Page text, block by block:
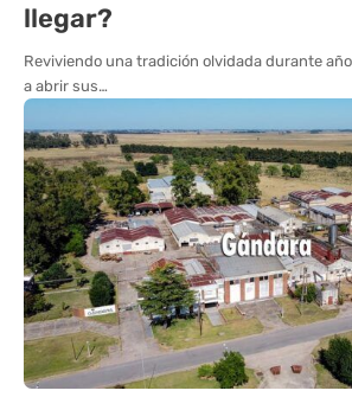
llegar?
Reviviendo una tradición olvidada durante
a abrir sus…